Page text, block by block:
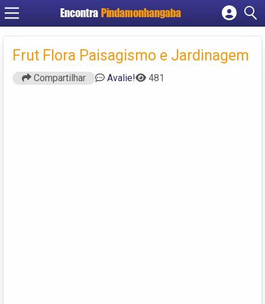
Encontra Pindamonhangaba
Cadastrar empresa
Criar conta
Frut Flora Paisagismo e Jardinagem
Compartilhar Avalie! 481